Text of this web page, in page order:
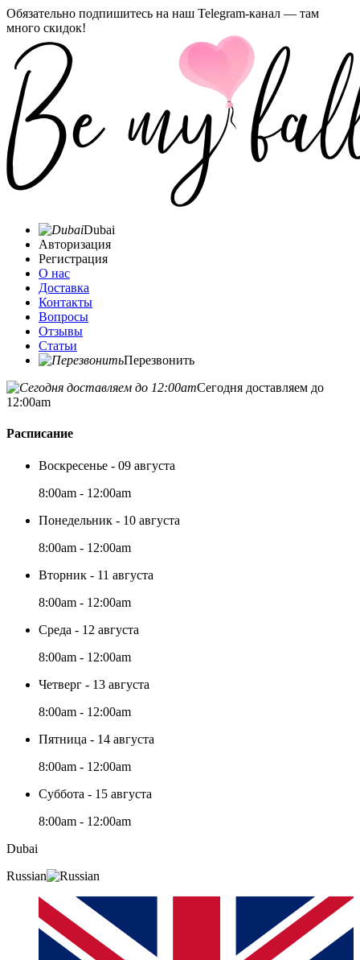
Обязательно подпишитесь на наш Telegram-канал — там
много скидок!
Dubai
Авторизация
Регистрация
О нас
Доставка
Контакты
Вопросы
Отзывы
Статьи
Перезвонить
Сегодня доставляем до
12:00am
Расписание
Воскресенье - 09 августа
8:00am - 12:00am
Понедельник - 10 августа
8:00am - 12:00am
Вторник - 11 августа
8:00am - 12:00am
Среда - 12 августа
8:00am - 12:00am
Четверг - 13 августа
8:00am - 12:00am
Пятница - 14 августа
8:00am - 12:00am
Суббота - 15 августа
8:00am - 12:00am
Dubai
Russian